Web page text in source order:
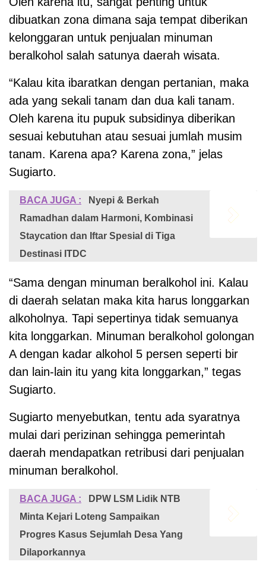
dibuatkan zona dimana saja tempat diberikan
kelonggaran untuk penjualan minuman
beralkohol salah satunya daerah wisata.
“Kalau kita ibaratkan dengan pertanian, maka
ada yang sekali tanam dan dua kali tanam.
Oleh karena itu pupuk subsidinya diberikan
sesuai kebutuhan atau sesuai jumlah musim
tanam. Karena apa? Karena zona,” jelas
Sugiarto.
BACA JUGA :
Nyepi & Berkah
Ramadhan dalam Harmoni, Kombinasi
Staycation dan Iftar Spesial di Tiga
Destinasi ITDC
“Sama dengan minuman beralkohol ini. Kalau
di daerah selatan maka kita harus longgarkan
alkoholnya. Tapi sepertinya tidak semuanya
kita longgarkan. Minuman beralkohol golongan
A dengan kadar alkohol 5 persen seperti bir
dan lain-lain itu yang kita longgarkan,” tegas
Sugiarto.
Sugiarto menyebutkan, tentu ada syaratnya
mulai dari perizinan sehingga pemerintah
daerah mendapatkan retribusi dari penjualan
minuman beralkohol.
BACA JUGA :
DPW LSM Lidik NTB
Minta Kejari Loteng Sampaikan
Progres Kasus Sejumlah Desa Yang
Dilaporkannya